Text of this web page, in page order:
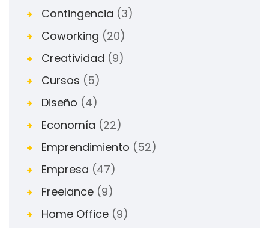
Contingencia (3)
Coworking (20)
Creatividad (9)
Cursos (5)
Diseño (4)
Economía (22)
Emprendimiento (52)
Empresa (47)
Freelance (9)
Home Office (9)